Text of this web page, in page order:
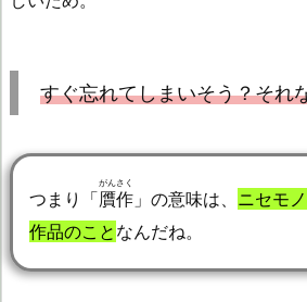
すぐ忘れてしまいそう？それ
つまり「贋作
がんさく
」の意味は、 ニセモ
作品のこと なんだね。